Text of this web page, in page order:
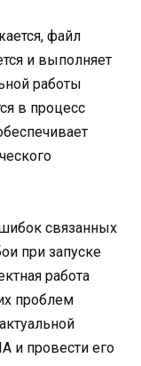
файл
и выполняет
работы
в процесс
связанных
при запуске
работа
проблем
и провести его